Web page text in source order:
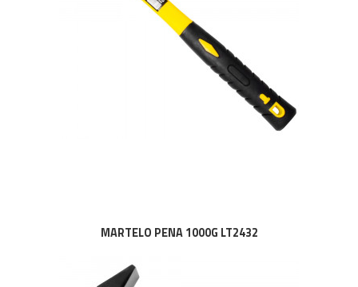
MARTELO PENA 1000G LT2432